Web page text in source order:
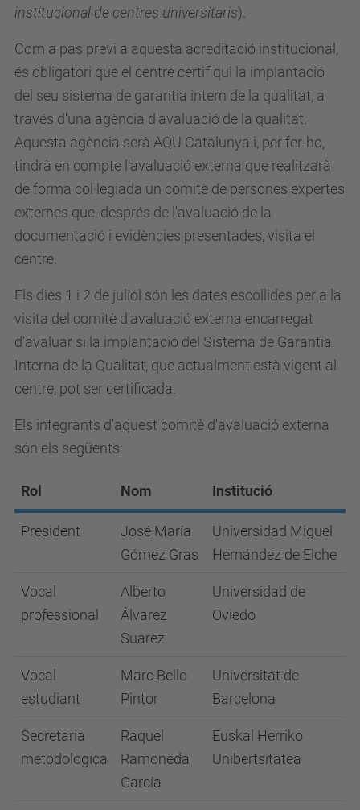
institucional de centres universitaris).
Com a pas previ a aquesta acreditació institucional,
és obligatori que el centre certifiqui la implantació
del seu sistema de garantia intern de la qualitat, a
través d'una agència d'avaluació de la qualitat.
Aquesta agència serà AQU Catalunya i, per fer-ho,
tindrà en compte l'avaluació externa que realitzarà
de forma col·legiada un comitè de persones expertes
externes que, després de l'avaluació de la
documentació i evidències presentades, visita el
centre.
Els dies 1 i 2 de juliol són les dates escollides per a la
visita del comitè d'avaluació externa encarregat
d'avaluar si la implantació del Sistema de Garantia
Interna de la Qualitat, que actualment està vigent al
centre, pot ser certificada.
Els integrants d'aquest comitè d'avaluació externa
són els següents:
Rol Nom Institució
President
José María
Gómez Gras
Universidad Miguel
Hernández de Elche
Vocal
professional
Alberto
Álvarez
Suarez
Universidad de
Oviedo
Vocal
estudiant
Marc Bello
Pintor
Universitat de
Barcelona
Secretaria
metodològica
Raquel
Ramoneda
García
Euskal Herriko
Unibertsitatea